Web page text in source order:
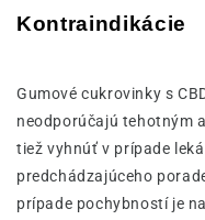
Kontraindikácie
Gumové cukrovinky s
neodporúčajú tehotným
tiež vyhnúť v prípade
predchádzajúceho
prípade pochybností je